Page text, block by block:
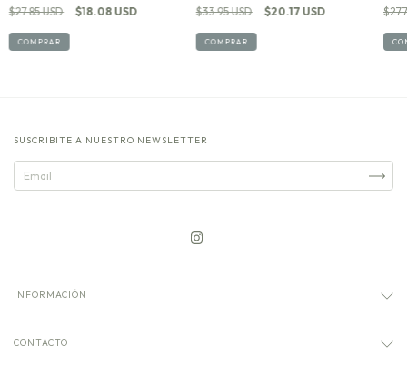
$27.85 USD $18.08 USD
COMPRAR
$33.95 USD $20.17 USD
COMPRAR
SUSCRIBITE A NUESTRO NEWSLETTER
INFORMACIÓN
CONTACTO